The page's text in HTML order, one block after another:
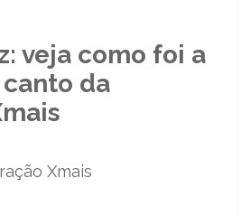
veja como foi a
da
Xmais